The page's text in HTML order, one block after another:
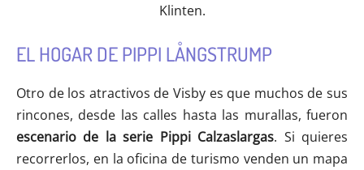
Klinten.
EL HOGAR DE PIPPI LÅNGSTRUMP
Otro de los atractivos de Visby es que muchos de sus
rincones, desde las calles hasta las murallas, fueron
escenario de la serie Pippi Calzaslargas. Si quieres
recorrerlos, en la oficina de turismo venden un mapa